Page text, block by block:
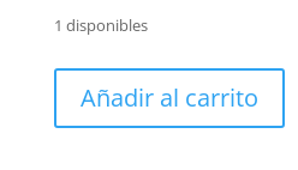
1 disponibles
4644.Añadir al carrito